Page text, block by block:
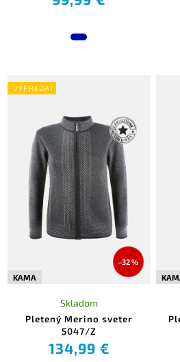
VÝPREDAJ
–32 %
KAMA
Pletený Merino sveter
5047/Z
Skladom
134,99 €